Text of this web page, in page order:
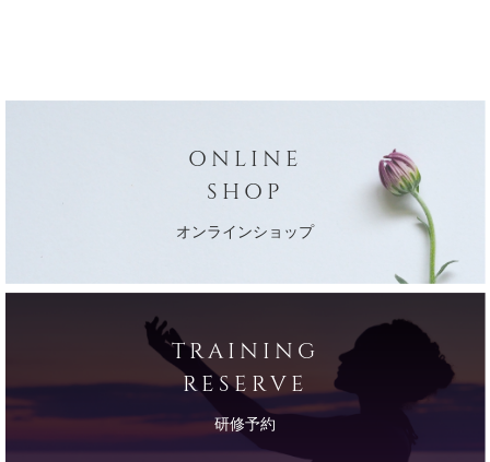
ONLINE
SHOP
オンラインショップ
TRAINING
RESERVE
研修予約